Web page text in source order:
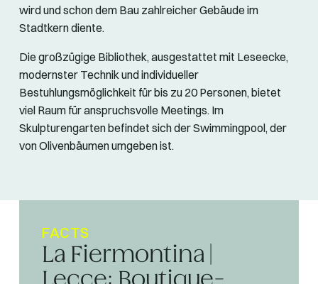
wird und schon dem Bau zahlreicher Gebäude im
Stadtkern diente.
Die großzügige Bibliothek, ausgestattet mit Leseecke,
modernster Technik und individueller
Bestuhlungsmöglichkeit für bis zu 20 Personen, bietet
viel Raum für anspruchsvolle Meetings. Im
Skulpturengarten befindet sich der Swimmingpool, der
von Olivenbäumen umgeben ist.
FACTS
La Fiermontina |